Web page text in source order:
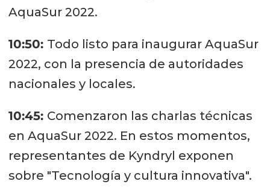
AquaSur 2022.
10:50: Todo listo para inaugurar AquaSur
2022, con la presencia de autoridades
nacionales y locales.
10:45: Comenzaron las charlas técnicas
en AquaSur 2022. En estos momentos,
representantes de Kyndryl exponen
sobre "Tecnología y cultura innovativa".